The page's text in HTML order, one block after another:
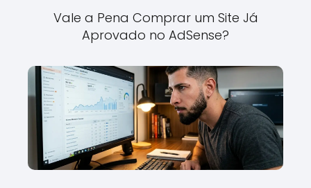
Vale a Pena Comprar um Site Já
Aprovado no AdSense?